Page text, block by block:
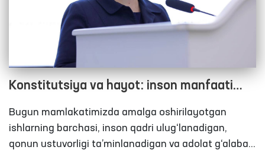
Konstitutsiya va hayot: inson manfaati
ustuvor bo‘lgan jamiyat sari
Bugun mamlakatimizda amalga oshirilayotgan
ishlarning barchasi, inson qadri ulug‘lanadigan,
qonun ustuvorligi ta’minlanadigan va adolat g‘alaba